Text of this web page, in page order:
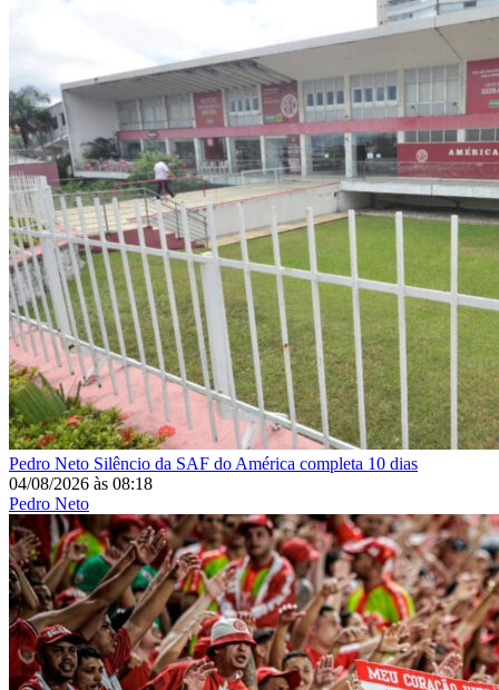
Pedro Neto Silêncio da SAF do América completa 10 dias
04/08/2026 às 08:18
Pedro Neto